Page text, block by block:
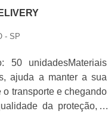
- SP
50 unidadesMateriais
ajuda a manter a sua
transporte e chegando
da proteção, o